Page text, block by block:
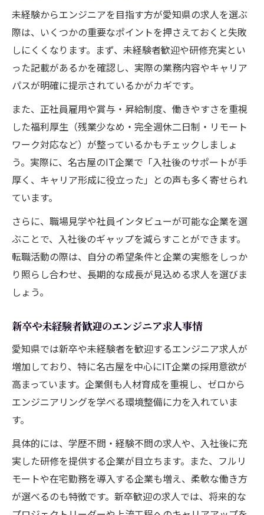
未経験からエンジニアを目指す方が愛知県の求人を選ぶ
際は、いくつかの重要なポイントを押さえておくと失敗
しにくくなります。まず、未経験者歓迎や研修充実とい
った記載があるかを確認し、実際の業務内容やキャリア
パスが明確に提示されているかがカギです。
また、正社員雇用や賞与・昇給制度、働きやすさを重視
した福利厚生（残業少なめ・完全週休二日制・リモート
ワーク対応など）が整っているかもチェックしましょ
う。実際に、名古屋のIT企業で「入社後のサポートが手
厚く、キャリア形成に役立った」との声も多く寄せられ
ています。
さらに、職場見学や社員インタビューが可能な企業を選
ぶことで、入社後のギャップを減らすことができます。
転職活動の際は、自分の希望条件と企業の実態をしっか
り照らし合わせ、長期的な成長が見込める求人を選びま
しょう。
新卒や未経験者歓迎のエンジニア求人事情
愛知県では新卒や未経験者を歓迎するエンジニア求人が
増加しており、特に名古屋を中心にIT企業の採用意欲が
高まっています。企業側も人材育成を重視し、ゼロから
エンジニアリングを学べる環境整備に力を入れていま
す。
具体的には、学歴不問・経験不問の求人や、入社後に充
実した研修を提供する企業が目立ちます。また、フルリ
モートや在宅勤務を導入する企業も増え、柔軟な働き方
が選べるのも特徴です。新卒歓迎の求人では、将来的な